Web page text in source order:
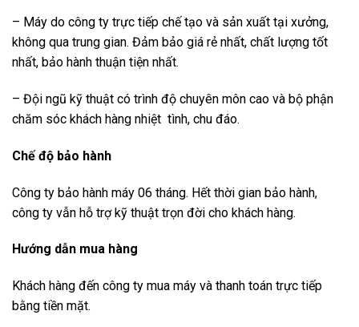
– Máy do công ty trực tiếp chế tạo và sản xuất tại xưởng,
không qua trung gian. Đảm bảo giá rẻ nhất, chất lượng tốt
nhất, bảo hành thuận tiện nhất.
– Đội ngũ kỹ thuật có trình độ chuyên môn cao và bộ phận
chăm sóc khách hàng nhiệt tình, chu đáo.
Chế độ bảo hành
Công ty bảo hành máy 06 tháng. Hết thời gian bảo hành,
công ty vẫn hỗ trợ kỹ thuật trọn đời cho khách hàng.
Hướng dẫn mua hàng
Khách hàng đến công ty mua máy và thanh toán trực tiếp
bằng tiền mặt.